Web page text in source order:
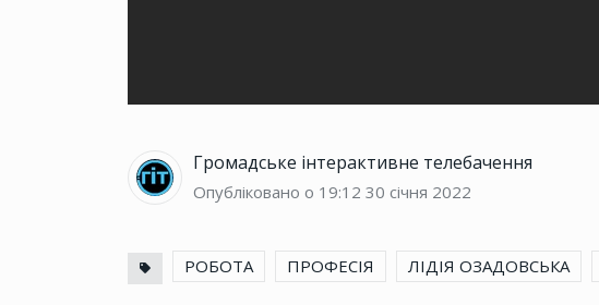
Громадське інтерактивне телебачення
Опубліковано о 19:12 30 січня 2022
РОБОТА ПРОФЕСІЯ ЛІДІЯ ОЗАДОВСЬКА